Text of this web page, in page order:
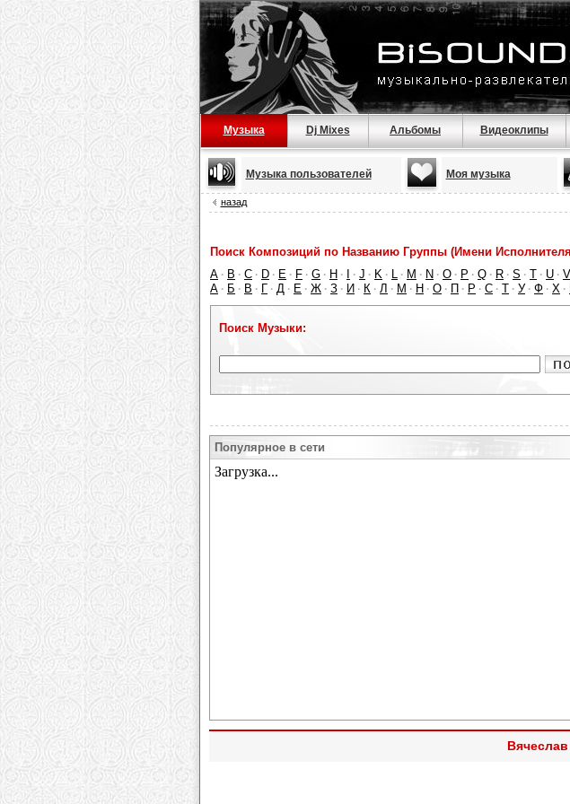
Музыка Dj Mixes Альбомы Видеоклипы
Музыка пользователей Моя музыка
назад
Поиск Композиций по Названию Группы (Имени
A · B · C · D · E · F · G · H · · J · K · L · M · N · O · P · Q · R · S · T · U · V
А · Б · В · Г · Д · Е · Ж · З · И · К · Л · М · Н · О · П · Р · С · Т · У · Ф · Х ·
Поиск Музыки:
Популярное в сети